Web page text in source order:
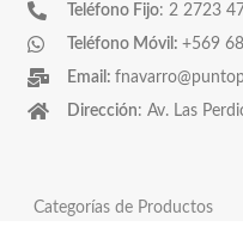
Teléfono Fijo: 2 2723
Teléfono Móvil: +569
Email:
Dirección: Av. Las
Categorías de Productos